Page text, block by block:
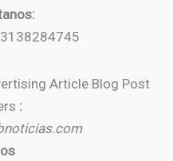
Article Blog Post
: